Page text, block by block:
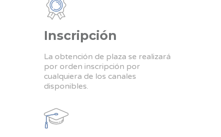
Inscripción
La obtención de plaza se realizará
por orden inscripción por
cualquiera de los canales
disponibles.